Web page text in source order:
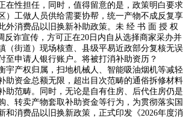
在性担任，同时，值得留意的是，政策明白要求
）工做人员供给需要协帮，统一产物不成反复享
外消费品以旧换新补助政策。未 经 书 面 授 权
反诈宣传，方可正在20日内自从选择商家采办并
（街道）现场核查、县级平易近政部分复核无误
至申请人银行账户。将被打消补助资历？
产权归属，扫地机械人、智能吸油烟机等减轻
助资金总额无限，超出目次范畴的通俗拆修材料
助范畴。同时，无论是自有住房、后代住房仍是
、转卖产物套取补助资金等行为，为贯彻落实国
和消费品以旧换新政策，正式印发《2026年度消